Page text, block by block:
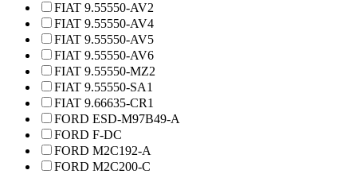
FIAT 9.55550-AV2
FIAT 9.55550-AV4
FIAT 9.55550-AV5
FIAT 9.55550-AV6
FIAT 9.55550-MZ2
FIAT 9.55550-SA1
FIAT 9.66635-CR1
FORD ESD-M97B49-A
FORD F-DC
FORD M2C192-A
FORD M2C200-C